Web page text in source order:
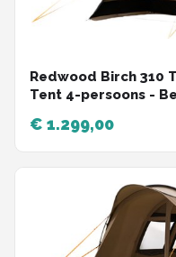
Redwood Birch 310
Tent 4-persoons -
€ 1.299,00